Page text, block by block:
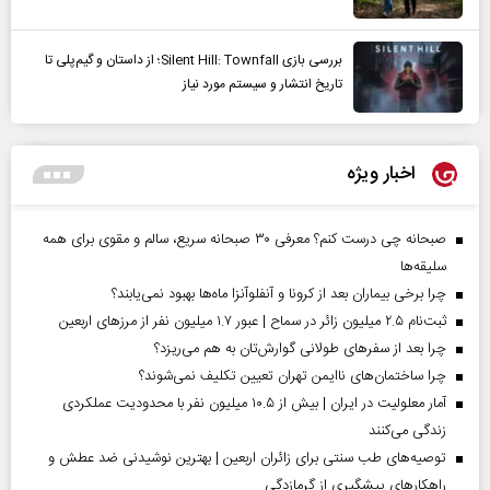
بررسی بازی Silent Hill: Townfall؛ از داستان و گیم‌پلی تا
تاریخ انتشار و سیستم مورد نیاز
اخبار ویژه
صبحانه چی درست کنم؟ معرفی ۳۰ صبحانه سریع، سالم و مقوی برای همه
سلیقه‌ها
چرا برخی بیماران بعد از کرونا و آنفلوآنزا ماه‌ها بهبود نمی‌یابند؟
ثبت‌نام ۲.۵ میلیون زائر در سماح | عبور ۱.۷ میلیون نفر از مرز‌های اربعین
چرا بعد از سفرهای طولانی گوارش‌تان به هم می‌ریزد؟
چرا ساختمان‌های ناایمن تهران تعیین تکلیف نمی‌شوند؟
آمار معلولیت در ایران | بیش از ۱۰.۵ میلیون نفر با محدودیت عملکردی
زندگی می‌کنند
توصیه‌های طب سنتی برای زائران اربعین | بهترین نوشیدنی ضد عطش و